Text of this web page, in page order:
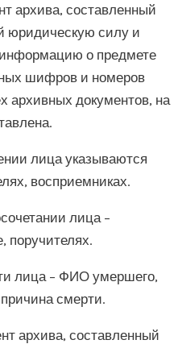
архива, составленный
юридическую силу и
о предмете
шифров и номеров
архивных документов, на
лица указываются
восприемниках.
лица –
поручителях.
лица – ФИО умершего,
смерти.
архива, составленный